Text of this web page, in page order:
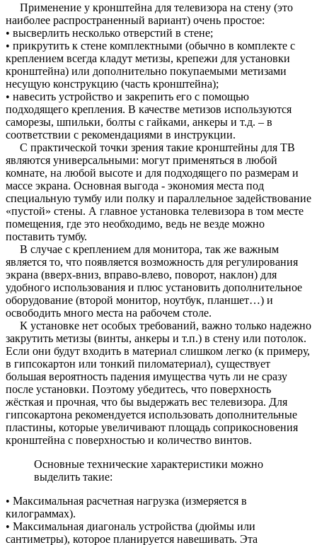
Применение у кронштейна для телевизора на стену (это
наиболее распространенный вариант) очень простое:
• высверлить несколько отверстий в стене;
• прикрутить к стене комплектными (обычно в комплекте с
креплением всегда кладут метизы, крепежи для установки
кронштейна) или дополнительно покупаемыми метизами
несущую конструкцию (часть кронштейна);
• навесить устройство и закрепить его с помощью
подходящего крепления. В качестве метизов используются
саморезы, шпильки, болты с гайками, анкеры и т.д. – в
соответствии с рекомендациями в инструкции.
С практической точки зрения такие кронштейны для ТВ
являются универсальными: могут применяться в любой
комнате, на любой высоте и для подходящего по размерам и
массе экрана. Основная выгода - экономия места под
специальную тумбу или полку и параллельное задействование
«пустой» стены. А главное установка телевизора в том месте
помещения, где это необходимо, ведь не везде можно
поставить тумбу.
В случае с креплением для монитора, так же важным
является то, что появляется возможность для регулирования
экрана (вверх-вниз, вправо-влево, поворот, наклон) для
удобного использования и плюс установить дополнительное
оборудование (второй монитор, ноутбук, планшет…) и
освободить много места на рабочем столе.
К установке нет особых требований, важно только надежно
закрутить метизы (винты, анкеры и т.п.) в стену или потолок.
Если они будут входить в материал слишком легко (к примеру,
в гипсокартон или тонкий пиломатериал), существует
большая вероятность падения имущества чуть ли не сразу
после установки. Поэтому убедитесь, что поверхность
жёсткая и прочная, что бы выдержать вес телевизора. Для
гипсокартона рекомендуется использовать дополнительные
пластины, которые увеличивают площадь соприкосновения
кронштейна с поверхностью и количество винтов.
Основные технические характеристики можно
выделить такие:
• Максимальная расчетная нагрузка (измеряется в
килограммах).
• Максимальная диагональ устройства (дюймы или
сантиметры), которое планируется навешивать. Эта